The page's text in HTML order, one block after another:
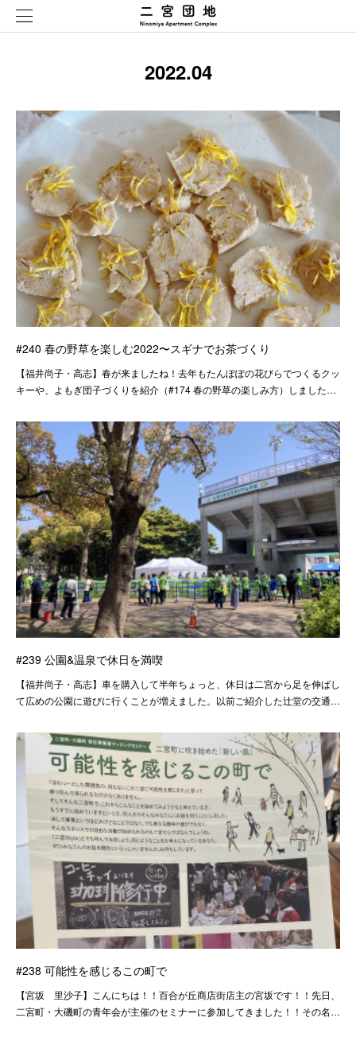
2022.04
#240 春の野草を楽しむ2022〜スギナでお茶づくり
【福井尚子・高志】春が来ましたね！去年もたんぽぽの花びらでつくるクッ
キーや、よもぎ団子づくりを紹介（#174 春の野草の楽しみ方）しました…
#239 公園&温泉で休日を満喫
【福井尚子・高志】車を購入して半年ちょっと、休日は二宮から足を伸ばし
て広めの公園に遊びに行くことが増えました。以前ご紹介した辻堂の交通…
#238 可能性を感じるこの町で
【宮坂 里沙子】こんにちは！！百合が丘商店街店主の宮坂です！！先日、
二宮町・大磯町の青年会が主催のセミナーに参加してきました！！その名…